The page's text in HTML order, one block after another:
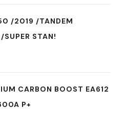
/2019 /TANDEM
SUPER STAN!
CARBON BOOST EA612
P+